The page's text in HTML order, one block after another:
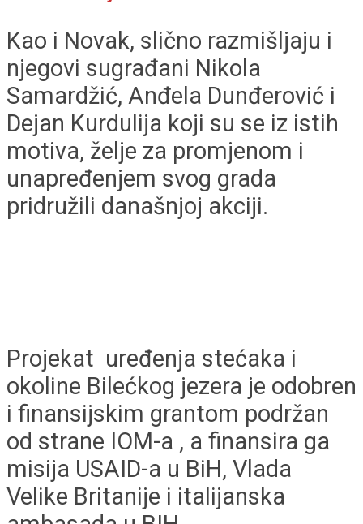
Kao i Novak, slično razmišljaju i
njegovi sugrađani Nikola
Samardžić, Anđela Dunđerović i
Dejan Kurdulija koji su se iz istih
motiva, želje za promjenom i
unapređenjem svog grada
pridružili današnjoj akciji.
Projekat uređenja stećaka i
okoline Bilećkog jezera je odobren
i finansijskim grantom podržan
od strane IOM-a , a finansira ga
misija USAID-a u BiH, Vlada
Velike Britanije i italijanska